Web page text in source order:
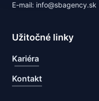
E-mail: info@sbagency.sk
Užitočné linky
Kariéra
Kontakt